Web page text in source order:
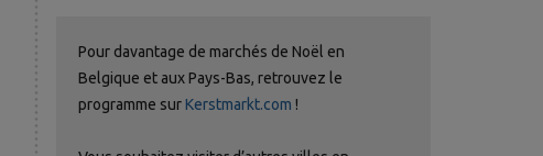
Pour davantage de marchés de Noël en
Belgique et aux Pays-Bas, retrouvez le
programme surKerstmarkt.com !